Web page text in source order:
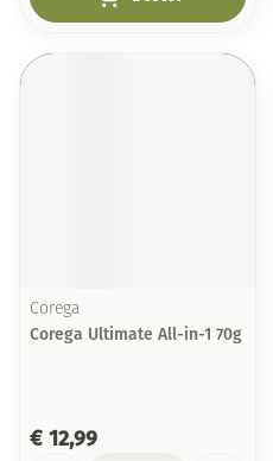
Corega
Corega Ultimate All-in-1 70g
€ 12,99